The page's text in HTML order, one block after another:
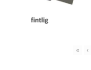
« ‹